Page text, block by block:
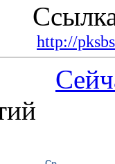
http://